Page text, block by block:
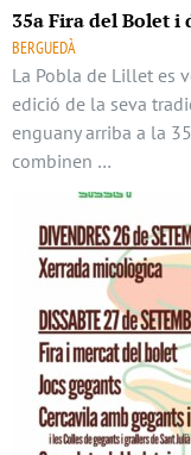
35a Fira del Bolet i
BERGUEDÀ
La Pobla de Lillet es
edició de la seva
enguany arriba a la
combinen …